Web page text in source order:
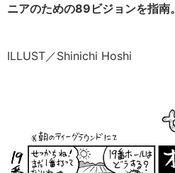
ニアのための89ビジョンを指南。
ILLUST／Shinichi Hoshi